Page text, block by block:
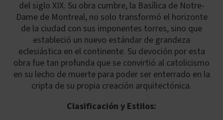
del siglo XIX. Su obra cumbre, la Basílica de Notre-
Dame de Montreal, no solo transformó el horizonte
de la ciudad con sus imponentes torres, sino que
estableció un nuevo estándar de grandeza
eclesiástica en el continente. Su devoción por esta
obra fue tan profunda que se convirtió al catolicismo
en su lecho de muerte para poder ser enterrado en la
cripta de su propia creación arquitectónica.
Clasificación y Estilos: